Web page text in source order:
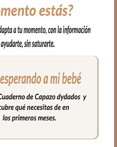
capazo y se
con tiras
liso; un piqué
y lo puedes
o con el
guste.
lavadora,